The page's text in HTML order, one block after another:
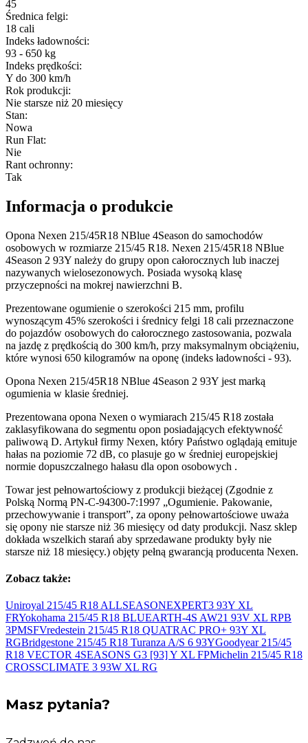
45
Średnica felgi:
18 cali
Indeks ładowności:
93 - 650 kg
Indeks prędkości:
Y do 300 km/h
Rok produkcji:
Nie starsze niż 20 miesięcy
Stan:
Nowa
Run Flat:
Nie
Rant ochronny:
Tak
Informacja o produkcie
Opona Nexen 215/45R18 NBlue 4Season do samochodów
osobowych w rozmiarze 215/45 R18. Nexen 215/45R18 NBlue
4Season 2 93Y należy do grupy opon całorocznych lub inaczej
nazywanych wielosezonowych. Posiada wysoką klasę
przyczepności na mokrej nawierzchni B.
Prezentowane ogumienie o szerokości 215 mm, profilu
wynoszącym 45% szerokości i średnicy felgi 18 cali przeznaczone
do pojazdów osobowych do całorocznego zastosowania, pozwala
na jazdę z prędkością do 300 km/h, przy maksymalnym obciążeniu,
które wynosi 650 kilogramów na oponę (indeks ładowności - 93).
Opona Nexen 215/45R18 NBlue 4Season 2 93Y jest marką
ogumienia w klasie średniej.
Prezentowana opona Nexen o wymiarach 215/45 R18 została
zaklasyfikowana do segmentu opon posiadających efektywność
paliwową D. Artykuł firmy Nexen, który Państwo oglądają emituje
hałas na poziomie 72 dB, co plasuje go w średniej europejskiej
normie dopuszczalnego hałasu dla opon osobowych .
Towar jest pełnowartościowy z produkcji bieżącej (Zgodnie z
Polską Normą PN-C-94300-7:1997 „Ogumienie. Pakowanie,
przechowywanie i transport”, za opony pełnowartościowe uważa
się opony nie starsze niż 36 miesięcy od daty produkcji. Nasz sklep
dokłada wszelkich starań aby sprzedawane produkty były nie
starsze niż 18 miesięcy.) objęty pełną gwarancją producenta Nexen.
Zobacz także:
Uniroyal 215/45 R18 ALLSEASONEXPERT3 93Y XL
FRYokohama 215/45 R18 BLUEARTH-4S AW21 93V XL RPB
3PMSFVredestein 215/45 R18 QUATRAC PRO+ 93Y XL
RGBridgestone 215/45 R18 Turanza A/S 6 93YGoodyear 215/45
R18 VECTOR 4SEASONS G3 [93] Y XL FPMichelin 215/45 R18
CROSSCLIMATE 3 93W XL RG
Masz pytania?